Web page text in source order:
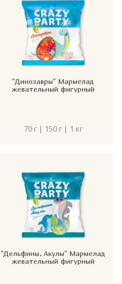
"Динозавры" Мармелад
жевательный фигурный
70 г | 150 г | 1 кг
"Дельфины, Акулы" Мармелад
жевательный фигурный